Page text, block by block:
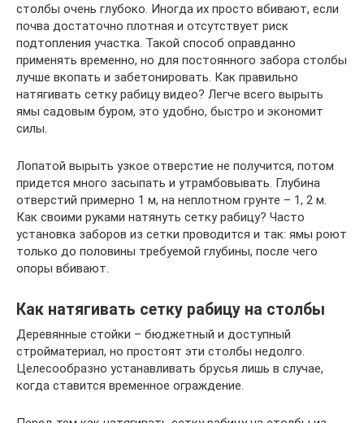
столбы очень глубоко. Иногда их просто вбивают, если
почва достаточно плотная и отсутствует риск
подтопления участка. Такой способ оправданно
применять временно, но для постоянного забора столбы
лучше вкопать и забетонировать. Как правильно
натягивать сетку рабицу видео? Легче всего вырыть
ямы садовым буром, это удобно, быстро и экономит
силы.
Лопатой вырыть узкое отверстие не получится, потом
придется много засыпать и утрамбовывать. Глубина
отверстий примерно 1 м, на неплотном грунте – 1, 2 м.
Как своими руками натянуть сетку рабицу? Часто
установка заборов из сетки проводится и так: ямы роют
только до половины требуемой глубины, после чего
опоры вбивают.
Как натягивать сетку рабицу на столбы
Деревянные стойки – бюджетный и доступный
стройматериал, но простоят эти столбы недолго.
Целесообразно устанавливать брусья лишь в случае,
когда ставится временное ограждение.